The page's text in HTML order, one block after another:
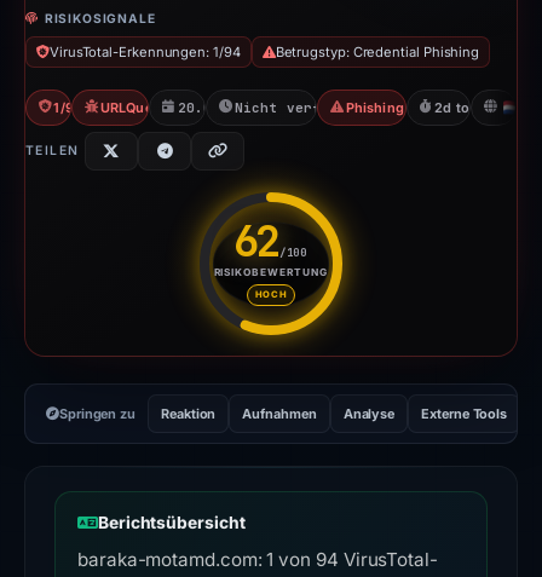
RISIKOSIGNALE
VirusTotal-Erkennungen: 1/94 Betrugstyp: Credential Phishing
1/94 VTURLQuery: 2 detections
20.04.2026Nicht verfügbar seit 23.04.2026
Phishing nach Zugangsdaten
2d to
TEILEN
62/100
RISIKOBEWERTUNG
HOCH
Risikobewertung: 62 von
Springen zu Reaktion Aufnahmen Analyse Externe Tools
Berichtsübersicht
baraka-motamd.com: 1 von 94 VirusTotal-